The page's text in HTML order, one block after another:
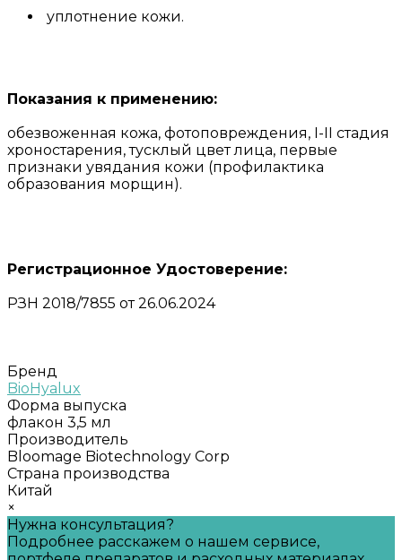
уплотнение кожи.
Показания к применению:
обезвоженная кожа, фотоповреждения, I-II стадия
хроностарения, тусклый цвет лица, первые
признаки увядания кожи (профилактика
образования морщин).
Регистрационное Удостоверение:
РЗН 2018/7855 от 26.06.2024
Бренд
BioHyalux
Форма выпуска
флакон 3,5 мл
Производитель
Bloomage Biotechnology Corp
Страна производства
Китай
×
Нужна консультация?
Подробнее расскажем о нашем сервисе,